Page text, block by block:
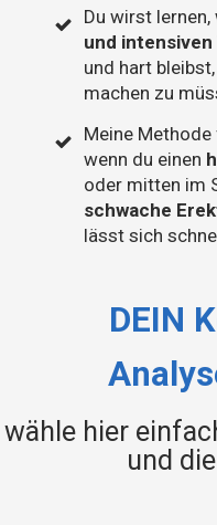
Du wirst
und intensiven
und hart bleibst,
machen zu
Meine
wenn du einen
oder mitten im
schwache
lässt sich
DEIN
wähle hier
und